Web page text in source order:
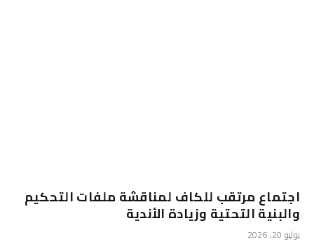
اجتماع مرتقب للكاف لمناقشة ملفات التحكيم
والبنية التحتية وزيادة الأندية
يوليو 20, 2026